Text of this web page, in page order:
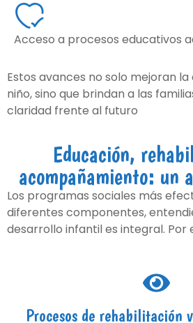
Acceso a procesos educativos
Estos avances no solo mejoran
niño, sino que brindan a las
claridad frente al futuro
Educación,
acompañamiento: un
Los programas sociales más
diferentes componentes,
desarrollo infantil es integral. Por
Procesos de rehabilitación